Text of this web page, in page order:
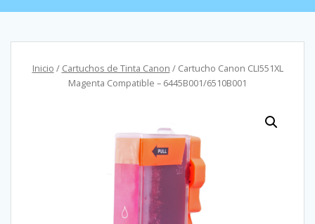
Inicio / Cartuchos de Tinta Canon / Cartucho Canon CLI551XL
Magenta Compatible – 6445B001/6510B001